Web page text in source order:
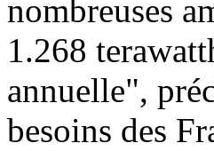
nombreuses
1.268
annuelle",
besoins des